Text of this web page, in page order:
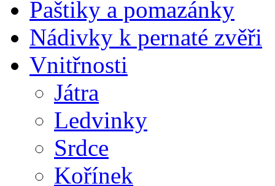
Paštiky a pomazánky
Nádivky k pernaté zvěři
Vnitřnosti
Játra
Ledvinky
Srdce
Kořínek